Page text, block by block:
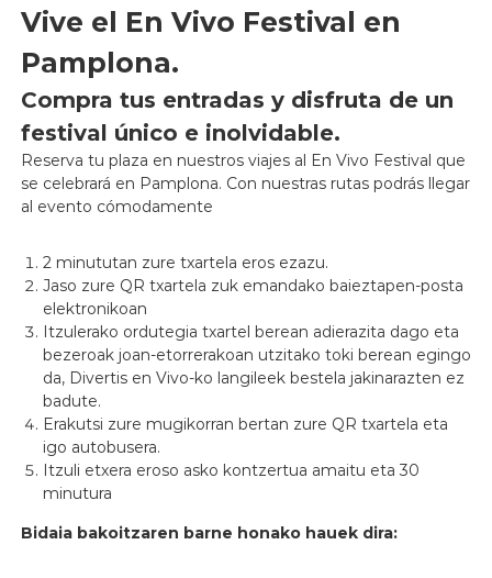
Vive el En Vivo Festival en
Pamplona.
Compra tus entradas y disfruta de un
festival único e inolvidable.
Reserva tu plaza en nuestros viajes al En Vivo Festival que
se celebrará en Pamplona. Con nuestras rutas podrás llegar
al evento cómodamente
2 minututan zure txartela eros ezazu.
Jaso zure QR txartela zuk emandako baieztapen-posta
elektronikoan
Itzulerako ordutegia txartel berean adierazita dago eta
bezeroak joan-etorrerakoan utzitako toki berean egingo
da, Divertis en Vivo-ko langileek bestela jakinarazten ez
badute.
Erakutsi zure mugikorran bertan zure QR txartela eta
igo autobusera.
Itzuli etxera eroso asko kontzertua amaitu eta 30
minutura
Bidaia bakoitzaren barne honako hauek dira: